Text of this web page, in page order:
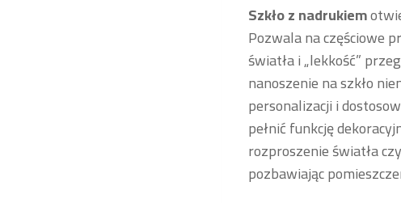
Szkło z nadrukiem
Pozwala na częściowe
światła i „lekkość”
nanoszenie na szkło
personalizacji i
pełnić funkcję
rozproszenie światła
pozbawiając